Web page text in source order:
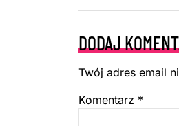
DODAJ
Twój adres email
Komentarz *